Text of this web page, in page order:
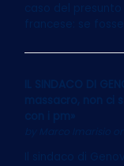
caso del
francese: se
IL SINDACO DI
massacro, non ci
con i pm»
Marco Imarisio
Il sindaco di